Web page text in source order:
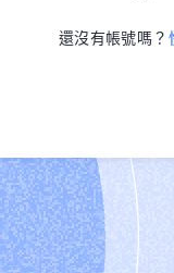
還沒有帳號嗎？